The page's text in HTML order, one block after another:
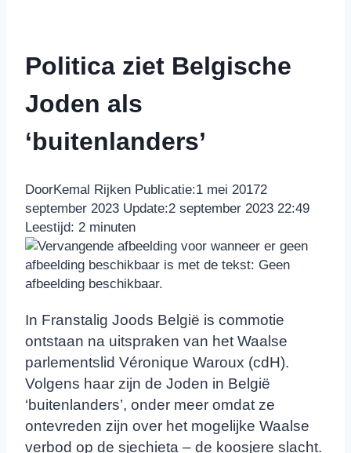
Politica ziet Belgische
Joden als
‘buitenlanders’
DoorKemal Rijken Publicatie:1 mei 20172
september 2023 Update:2 september 2023 22:49
Leestijd: 2 minuten
In Franstalig Joods België is commotie
ontstaan na uitspraken van het Waalse
parlementslid Véronique Waroux (cdH).
Volgens haar zijn de Joden in België
‘buitenlanders’, onder meer omdat ze
ontevreden zijn over het mogelijke Waalse
verbod op de sjechieta – de koosjere slacht.